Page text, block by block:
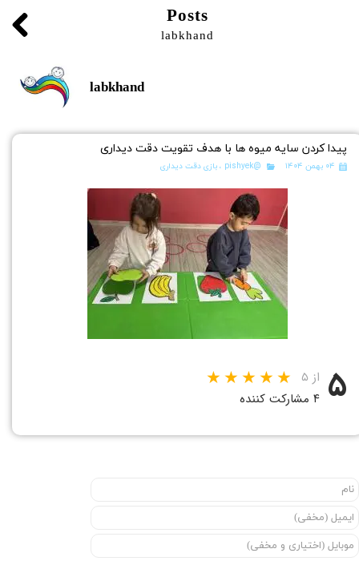
Posts
labkhand
labkhand
پیدا کردن سایه میوه ها با هدف تقویت دقت دیداری
۰۴ بهمن ۱۴۰۴ @pishyek ،بازی دقت دیداری
۵ از ۵
★★
۴ مشارکت کننده